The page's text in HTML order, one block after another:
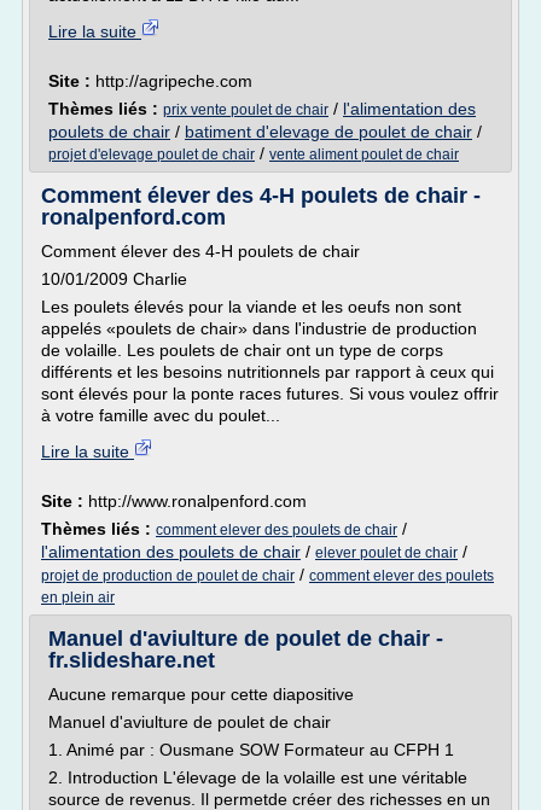
Lire la suite
Site : http://agripeche.com
Thèmes liés : prix vente poulet de chair / l'alimentation des
poulets de chair / batiment d'elevage de poulet de chair /
projet d'elevage poulet de chair / vente aliment poulet de chair
Comment élever des 4-H poulets de chair -
ronalpenford.com
Comment élever des 4-H poulets de chair
10/01/2009 Charlie
Les poulets élevés pour la viande et les oeufs non sont
appelés «poulets de chair» dans l'industrie de production
de volaille. Les poulets de chair ont un type de corps
différents et les besoins nutritionnels par rapport à ceux qui
sont élevés pour la ponte races futures. Si vous voulez offrir
à votre famille avec du poulet...
Lire la suite
Site : http://www.ronalpenford.com
Thèmes liés : comment elever des poulets de chair /
l'alimentation des poulets de chair / elever poulet de chair /
projet de production de poulet de chair / comment elever des poulets
en plein air
Manuel d'aviulture de poulet de chair -
fr.slideshare.net
Aucune remarque pour cette diapositive
Manuel d'aviulture de poulet de chair
1. Animé par : Ousmane SOW Formateur au CFPH 1
2. Introduction L'élevage de la volaille est une véritable
source de revenus. Il permetde créer des richesses en un